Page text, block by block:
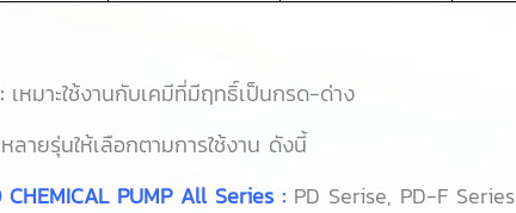
: เหมาะใช้งานกับเคมีที่มีฤทธิ์เป็นกรด-ด่าง
ลายรุ่นให้เลือกตามการใช้งาน ดังนี้
CHEMICAL PUMP All Series : PD Serise, PD-F Series